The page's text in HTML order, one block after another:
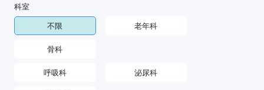
科室
不限
老年科
骨科
呼吸科 泌尿科